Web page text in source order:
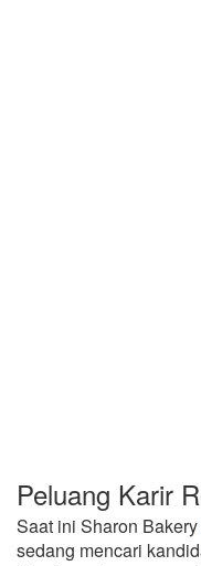
Peluang Karir
Saat ini Sharon
sedang mencari